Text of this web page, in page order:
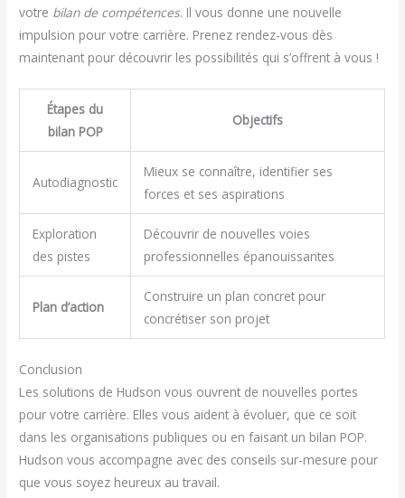
votre bilan de compétences. Il vous donne une nouvelle
impulsion pour votre carrière. Prenez rendez-vous dès
maintenant pour découvrir les possibilités qui s’offrent à vous !
Étapes du
bilan POP
Objectifs
Autodiagnostic
Mieux se connaître, identifier ses
forces et ses aspirations
Exploration
des pistes
Découvrir de nouvelles voies
professionnelles épanouissantes
Plan d’action
Construire un plan concret pour
concrétiser son projet
Conclusion
Les solutions de Hudson vous ouvrent de nouvelles portes
pour votre carrière. Elles vous aident à évoluer, que ce soit
dans les organisations publiques ou en faisant un bilan POP.
Hudson vous accompagne avec des conseils sur-mesure pour
que vous soyez heureux au travail.